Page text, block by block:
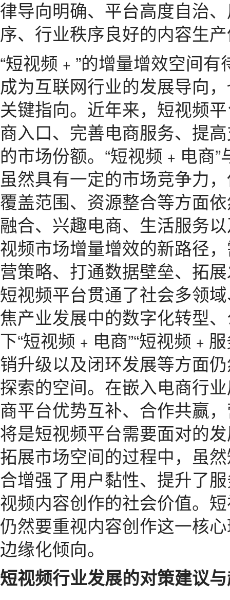
律导向明确、平台高度自治
序、行业秩序良好的内容生
“短视频﹢”的增量增效空间
成为互联网行业的发展导向
关键指向。近年来，短视频
商入口、完善电商服务、提
的市场份额。“短视频﹢电商
虽然具有一定的市场竞争力
覆盖范围、资源整合等方面
融合、兴趣电商、生活服务
视频市场增量增效的新路径
营策略、打通数据壁垒、拓
短视频平台贯通了社会多领
焦产业发展中的数字化转型
下“短视频﹢电商”“短视频﹢
销升级以及闭环发展等方面
探索的空间。在嵌入电商行
商平台优势互补、合作共赢
将是短视频平台需要面对的
拓展市场空间的过程中，虽
合增强了用户黏性、提升了
视频内容创作的社会价值。
仍然要重视内容创作这一核
边缘化倾向。
短视频行业发展的对策建议